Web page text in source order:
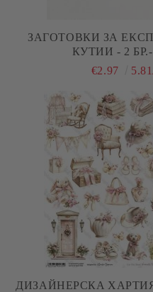
ЗАГОТОВКИ ЗА
КУТИИ - 2
€2.97
ДИЗАЙНЕРСКA ХАРТИЯ